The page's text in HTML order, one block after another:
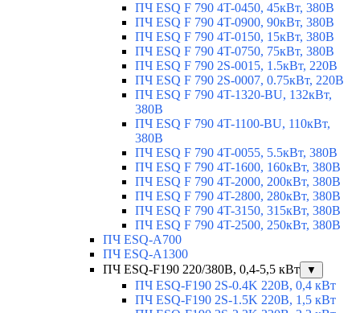
ПЧ ESQ F 790 4T-0450, 45кВт, 380В
ПЧ ESQ F 790 4T-0900, 90кВт, 380В
ПЧ ESQ F 790 4T-0150, 15кВт, 380В
ПЧ ESQ F 790 4T-0750, 75кВт, 380В
ПЧ ESQ F 790 2S-0015, 1.5кВт, 220В
ПЧ ESQ F 790 2S-0007, 0.75кВт, 220В
ПЧ ESQ F 790 4T-1320-BU, 132кВт,
380В
ПЧ ESQ F 790 4T-1100-BU, 110кВт,
380В
ПЧ ESQ F 790 4T-0055, 5.5кВт, 380В
ПЧ ESQ F 790 4T-1600, 160кВт, 380В
ПЧ ESQ F 790 4T-2000, 200кВт, 380В
ПЧ ESQ F 790 4T-2800, 280кВт, 380В
ПЧ ESQ F 790 4T-3150, 315кВт, 380В
ПЧ ESQ F 790 4T-2500, 250кВт, 380В
ПЧ ESQ-A700
ПЧ ESQ-A1300
ПЧ ESQ-F190 220/380В, 0,4-5,5 кВт
▼
ПЧ ESQ-F190 2S-0.4K 220В, 0,4 кВт
ПЧ ESQ-F190 2S-1.5K 220В, 1,5 кВт